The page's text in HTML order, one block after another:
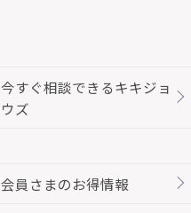
今すぐ相談できるキキジョ
ウズ
会員さまのお得情報